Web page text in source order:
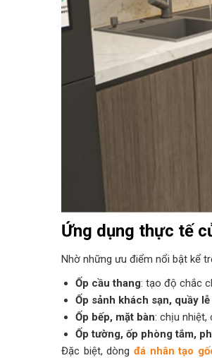
Ứng dụng thực tế
Nhờ những ưu điểm nổi bật kể
Ốp cầu thang: tạo độ chắc
Ốp sảnh khách sạn, quầy lễ
Ốp bếp, mặt bàn: chịu nhiệt,
Ốp tường, ốp phòng tắm,
Đặc biệt, dòng đá nhân tạo